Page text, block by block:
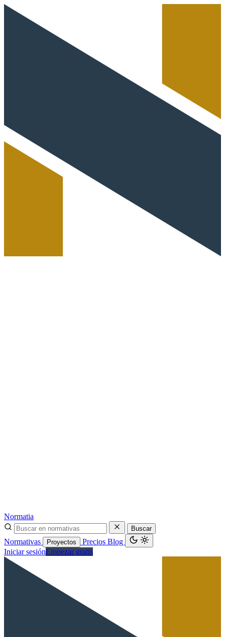
Normatia
Buscar
Normativas Proyectos Precios Blog
Iniciar sesiónEmpezar gratis